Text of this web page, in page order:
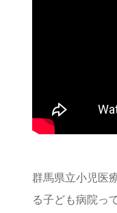
群馬県立小児医
る子ども病院っ